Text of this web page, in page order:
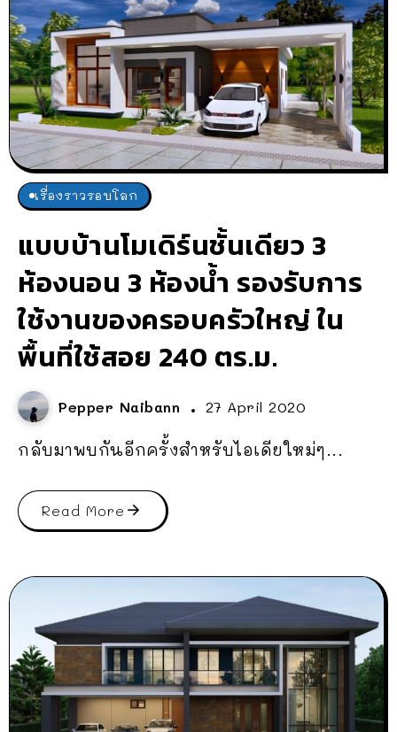
เรื่องราวรอบโลก
แบบบ้านโมเดิร์นชั้นเดียว 3
ห้องนอน 3 ห้องน้ำ รองรับการ
ใช้งานของครอบครัวใหญ่ ใน
พื้นที่ใช้สอย 240 ตร.ม.
Pepper Naibann 27 April 2020
กลับมาพบกันอีกครั้งสำหรับไอเดียใหม่ๆ...
Read More